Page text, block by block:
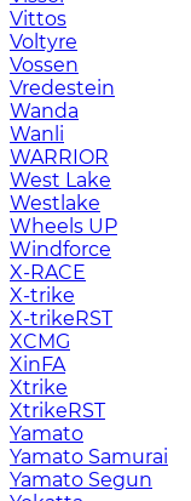
Vittos
Voltyre
Vossen
Vredestein
Wanda
Wanli
WARRIOR
West Lake
Westlake
Wheels UP
Windforce
X-RACE
X-trike
X-trikeRST
XCMG
XinFA
Xtrike
XtrikeRST
Yamato
Yamato Samurai
Yamato Segun